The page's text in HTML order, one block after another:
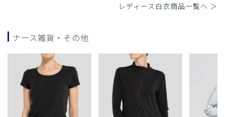
レディース白衣商品一覧へ ＞
ナース雑貨・その他